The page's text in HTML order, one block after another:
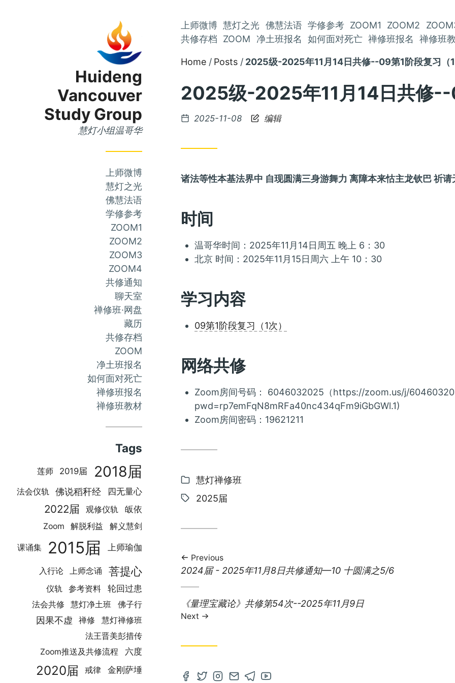
Huideng
Vancouver
Study Group
慧灯小组温哥华
上师微博
慧灯之光
佛慧法语
学修参考
ZOOM1
ZOOM2
ZOOM3
ZOOM4
共修通知
聊天室
禅修班·网盘
藏历
共修存档
ZOOM
净土班报名
如何面对死亡
禅修班报名
禅修班教材
Tags
莲师 2019届 2018届
法会仪轨 佛说稻秆经 四无量心
2022届 观修仪轨 皈依
Zoom 解脱利益 解义慧剑
课诵集 2015届 上师瑜伽
入行论 上师念诵 菩提心
仪轨 参考资料 轮回过患
法会共修 慧灯净土班 佛子行
因果不虚 禅修
慧灯禅修班
法王晋美彭措传
Zoom推送及共修流程
六度
2020届 戒律 金刚萨埵
Skip
Content
上师微博 慧灯之光 佛慧法语 学修参考 ZOOM1 ZOOM2
共修存档
ZOOM 净土班报名 如何面对死亡 禅修班报名 禅修班
Home Posts 2025级-2025年11月14日共修--09第1阶段复习（
2025级-2025年11月14日共修--
Posted
2025-11-08 编辑
诸法等性本基法界中 自现圆满三身游舞力 离障本来怙主龙钦巴 祈
时间
温哥华时间：2025年11月14日周五 晚上 6：30
北京 时间：2025年11月15日周六 上午 10：30
学习内容
09第1阶段复习（1次）
网络共修
Zoom房间号码： 6046032025（https://zoom.us/j/
pwd=rp7emFqN8mRFa40nc434qFm9iGbGWl.1)
Zoom房间密码：19621211
Categories:
慧灯禅修班
Tags:
2025届
Previous
Previous
2024届 - 2025年11月8日共修通知—10 十圆满之5/6
Next
post:
《量理宝藏论》共修第54次--2025年11月9日
Next
OpenOpenOpenContact
OpenOpen